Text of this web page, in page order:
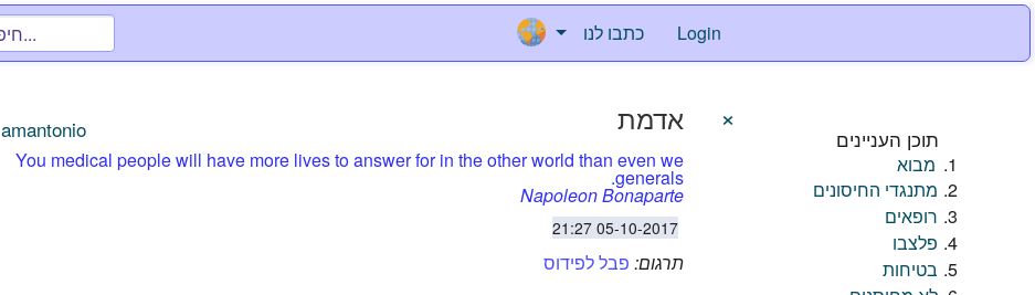
כתבו לנו Login
amantonio אדמת
You medical people will have more lives to answer for in the other world than even we
generals.
Napoleon Bonaparte
05-10-2017 21:27
תרגום: פבל לפידוס
×
תוכן העניינים
מבוא
מתנגדי החיסונים
רופאים
פלצבו
בטיחות